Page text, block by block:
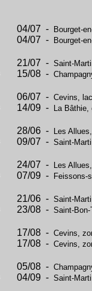
04/07 - Bourget-
04/07 - Bourget-
21/07 - Saint-
15/08 -
06/07 - Cevins,
14/09 - La Bâthie,
28/06 - Les
09/07 - Saint-
24/07 - Les
07/09 - Feissons-
21/06 - Saint-
23/08 - Saint-
17/08 - Cevins,
17/08 - Cevins,
05/08 -
04/09 - Saint-